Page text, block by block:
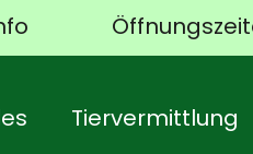
Tiervermittlung